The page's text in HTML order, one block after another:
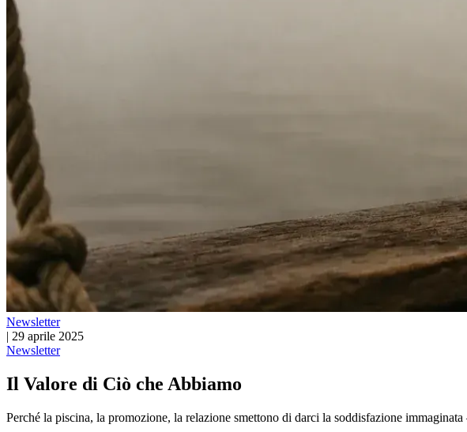
Newsletter
| 29 aprile 2025
Newsletter
Il Valore di Ciò che Abbiamo
Perché la piscina, la promozione, la relazione smettono di darci la soddisfazione